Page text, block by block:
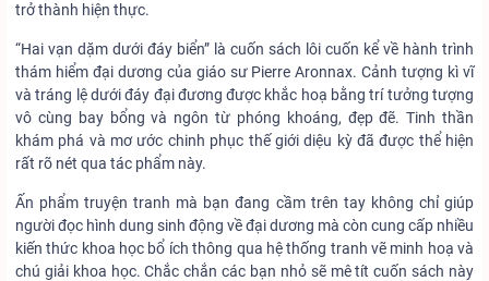
trở thành hiện thực.
“Hai vạn dặm dưới đáy biển” là cuốn sách lôi cuốn kể về hành trình
thám hiểm đại dương của giáo sư Pierre Aronnax. Cảnh tượng kì vĩ
và tráng lệ dưới đáy đại đương được khắc hoạ bằng trí tưởng tượng
vô cùng bay bổng và ngôn từ phóng khoáng, đẹp đẽ. Tinh thần
khám phá và mơ ước chinh phục thế giới diệu kỳ đã được thể hiện
rất rõ nét qua tác phẩm này.
Ấn phẩm truyện tranh mà bạn đang cầm trên tay không chỉ giúp
người đọc hình dung sinh động về đại dương mà còn cung cấp nhiều
kiến thức khoa học bổ ích thông qua hệ thống tranh vẽ minh hoạ và
chú giải khoa học. Chắc chắn các bạn nhỏ sẽ mê tít cuốn sách này